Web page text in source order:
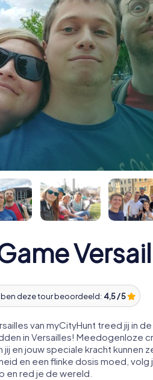
deze tour beoordeeld: 4,5 / 5
van myCityHunt treed jij in
in Versailles! Meedogenloze
en jouw speciale kracht kunnen
en een flinke dosis moed, volg
en red je de wereld.